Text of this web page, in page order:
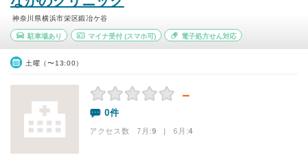
神奈川県横浜市栄区鍛冶ケ谷
駐車場あり マイナ受付(スマホ可) 電子処方せん対応
土曜（〜13:00）
－
0件
アクセス数 7月:9 | 6月:4